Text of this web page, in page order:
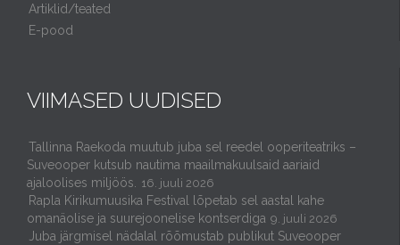
Artiklid/teated
E-pood
VIIMASED UUDISED
Tallinna Raekoda muutub juba sel reedel ooperiteatriks –
Suveooper kutsub nautima maailmakuulsaid aariaid
ajaloolises miljöös.
16. juuli 2026
Rapla Kirikumuusika Festival lõpetab sel aastal kahe
omanäolise ja suurejoonelise kontserdiga 9. juuli 2026
Juba järgmisel nädalal rõõmustab publikut Suveooper